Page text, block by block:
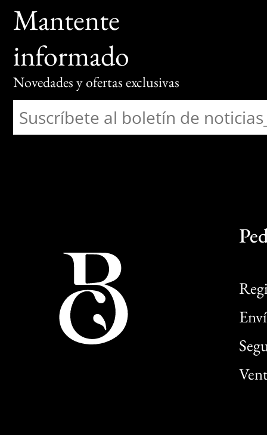
Mantente
informado
Novedades y ofertas exclusivas